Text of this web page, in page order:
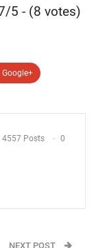
5 - (8 votes)
Google+
4557 Posts 0
NEXT POST